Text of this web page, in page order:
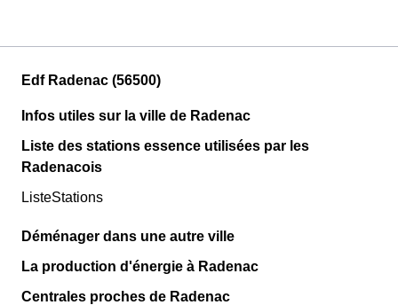
Edf Radenac (56500)
Infos utiles sur la ville de Radenac
Liste des stations essence utilisées par les
Radenacois
ListeStations
Déménager dans une autre ville
La production d'énergie à Radenac
Centrales proches de Radenac